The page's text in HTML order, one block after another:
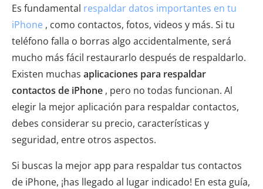
Es fundamental respaldar datos importantes en tu
iPhone , como contactos, fotos, videos y más. Si tu
teléfono falla o borras algo accidentalmente, será
mucho más fácil restaurarlo después de respaldarlo.
Existen muchas aplicaciones para respaldar
contactos de iPhone , pero no todas funcionan. Al
elegir la mejor aplicación para respaldar contactos,
debes considerar su precio, características y
seguridad, entre otros aspectos.
Si buscas la mejor app para respaldar tus contactos
de iPhone, ¡has llegado al lugar indicado! En esta guía,